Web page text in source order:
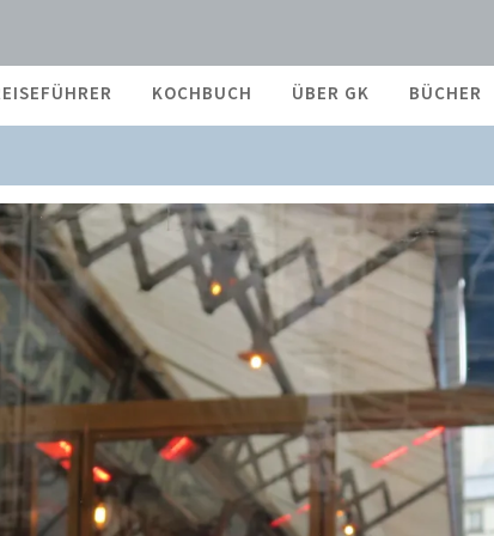
KOCHBUCH ÜBER GK BÜCHER